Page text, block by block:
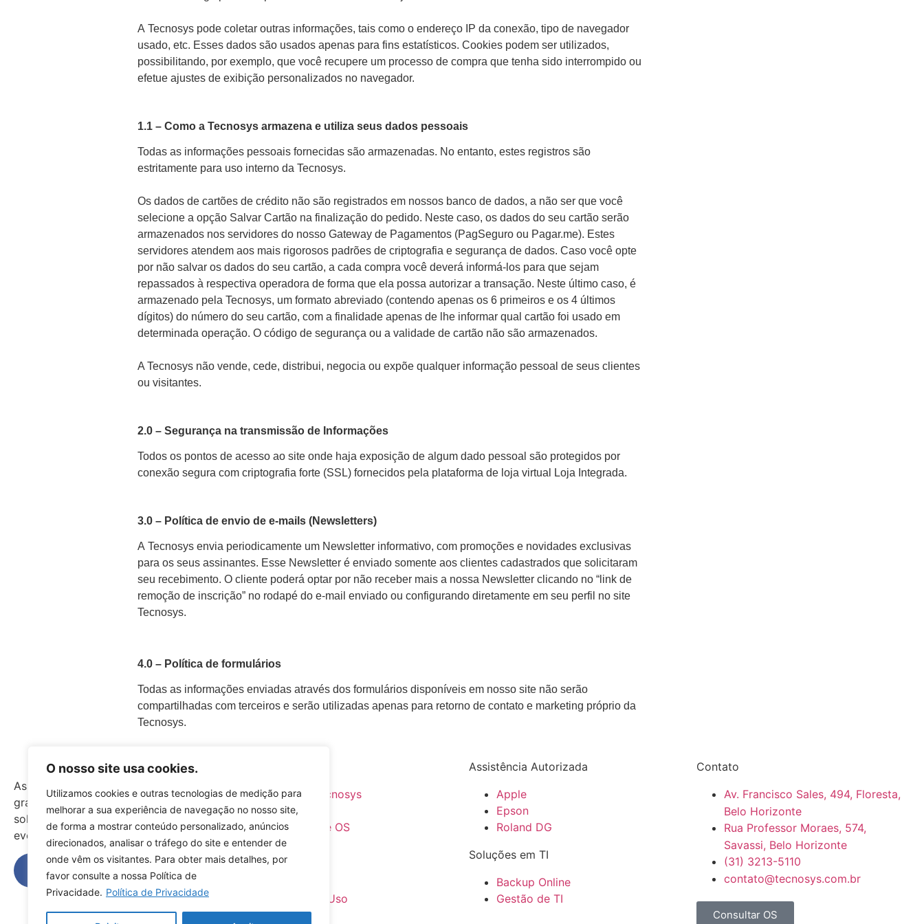
O nosso site usa cookies.
Utilizamos cookies e outras tecnologias de medição para
melhorar a sua experiência de navegação no nosso site,
de forma a mostrar conteúdo personalizado, anúncios
direcionados, analisar o tráfego do site e entender de
onde vêm os visitantes. Para obter mais detalhes, por
favor consulte a nossa Política de
Privacidade. Política de Privacidade
A Tecnosys pode coletar outras informações, tais como o endereço IP da conexão, tipo de navegador
usado, etc. Esses dados são usados apenas para fins estatísticos. Cookies podem ser utilizados,
possibilitando, por exemplo, que você recupere um processo de compra que tenha sido interrompido ou
efetue ajustes de exibição personalizados no navegador.
1.1 – Como a Tecnosys armazena e utiliza seus dados pessoais
Todas as informações pessoais fornecidas são armazenadas. No entanto, estes registros são
estritamente para uso interno da Tecnosys.
Os dados de cartões de crédito não são registrados em nossos banco de dados, a não ser que você
selecione a opção Salvar Cartão na finalização do pedido. Neste caso, os dados do seu cartão serão
armazenados nos servidores do nosso Gateway de Pagamentos (PagSeguro ou Pagar.me). Estes
servidores atendem aos mais rigorosos padrões de criptografia e segurança de dados. Caso você opte
por não salvar os dados do seu cartão, a cada compra você deverá informá-los para que sejam
repassados à respectiva operadora de forma que ela possa autorizar a transação. Neste último caso, é
armazenado pela Tecnosys, um formato abreviado (contendo apenas os 6 primeiros e os 4 últimos
dígitos) do número do seu cartão, com a finalidade apenas de lhe informar qual cartão foi usado em
determinada operação. O código de segurança ou a validade de cartão não são armazenados.
A Tecnosys não vende, cede, distribui, negocia ou expõe qualquer informação pessoal de seus clientes
ou visitantes.
2.0 – Segurança na transmissão de Informações
Todos os pontos de acesso ao site onde haja exposição de algum dado pessoal são protegidos por
conexão segura com criptografia forte (SSL) fornecidos pela plataforma de loja virtual Loja Integrada.
3.0 – Política de envio de e-mails (Newsletters)
A Tecnosys envia periodicamente um Newsletter informativo, com promoções e novidades exclusivas
para os seus assinantes. Esse Newsletter é enviado somente aos clientes cadastrados que solicitaram
seu recebimento. O cliente poderá optar por não receber mais a nossa Newsletter clicando no “link de
remoção de inscrição” no rodapé do e-mail enviado ou configurando diretamente em seu perfil no site
Tecnosys.
4.0 – Política de formulários
Todas as informações enviadas através dos formulários disponíveis em nosso site não serão
compartilhadas com terceiros e serão utilizadas apenas para retorno de contato e marketing próprio da
Tecnosys.
Assistência técnica autorizada de
grandes marcas, desenvolvemos
soluções de TI para o seu negócio
evoluir.
Segunda a Sexta das 08h às
Sobre a Tecnosys
Carreiras
Consulta de OS
Políticas
Termos de Uso
Garantia
Assistência Autorizada
Apple
Epson
Roland DG
Soluções em TI
Backup Online
Gestão de TI
Contato
Av. Francisco Sales, 494, Floresta,
Belo Horizonte
Rua Professor Moraes, 574,
Savassi, Belo Horizonte
(31) 3213-5110
contato@tecnosys.com.br
Consultar OS